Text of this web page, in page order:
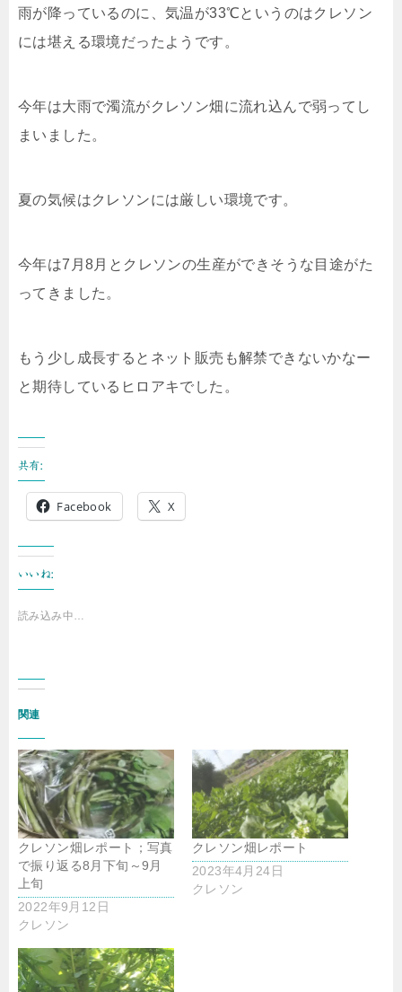
雨が降っているのに、気温が33℃というのはクレソン
には堪える環境だったようです。
今年は大雨で濁流がクレソン畑に流れ込んで弱ってし
まいました。
夏の気候はクレソンには厳しい環境です。
今年は7月8月とクレソンの生産ができそうな目途がた
ってきました。
もう少し成長するとネット販売も解禁できないかなー
と期待しているヒロアキでした。
共有:
Facebook X
いいね:
読み込み中…
関連
クレソン畑レポート；写真
で振り返る8月下旬～9月
上旬
2022年9月12日
クレソン
クレソン畑レポート
2023年4月24日
クレソン